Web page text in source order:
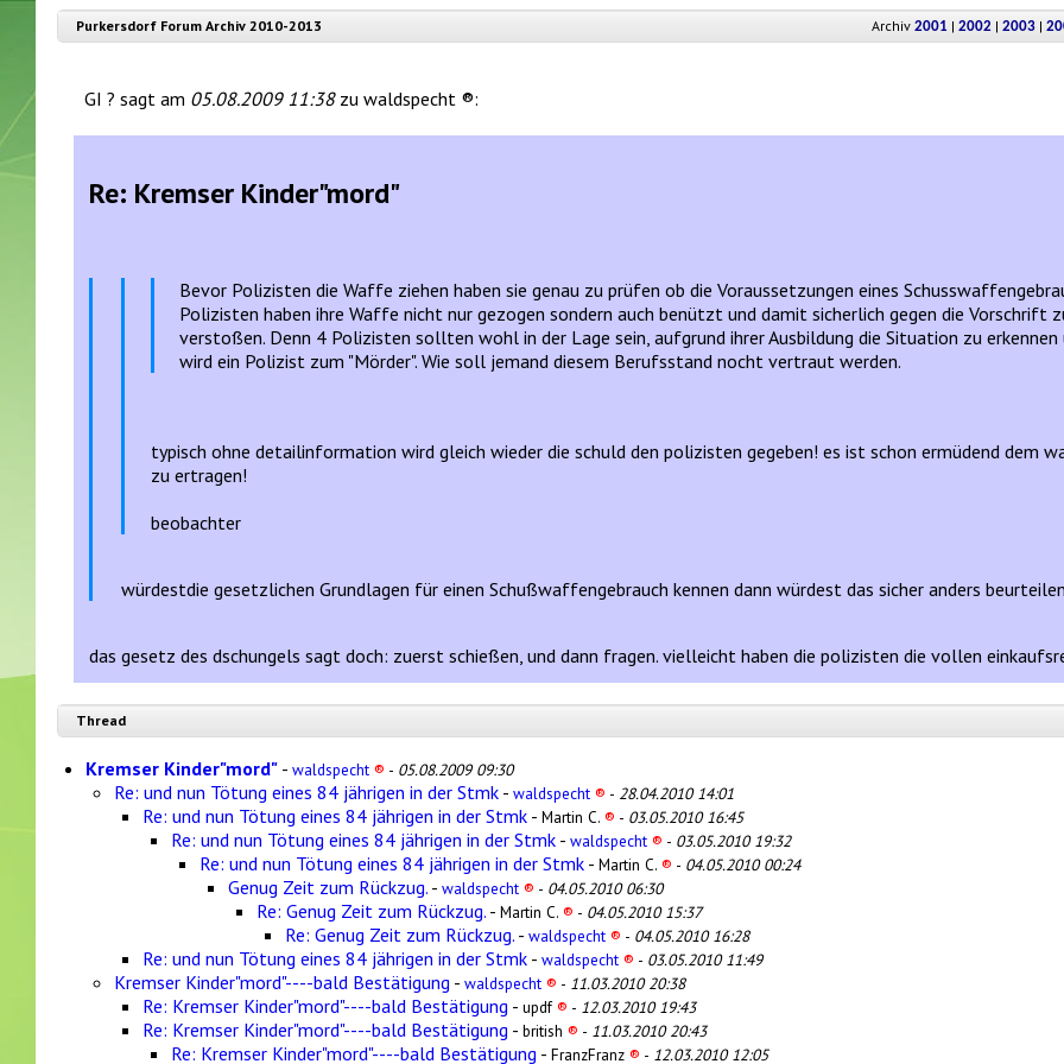
Purkersdorf Forum Archiv 2010-2013 Archiv 2001 | 2002 | 2003 |
GI ? sagt am 05.08.2009 11:38zu waldspecht ®:
Re: Kremser Kinder"mord"
Bevor Polizisten die Waffe ziehen haben sie genau zu prüfen ob die Voraussetzungen eines
Polizisten haben ihre Waffe nicht nur gezogen sondern auch benützt und damit sicherlich gegen die Vorschrift
verstoßen. Denn 4 Polizisten sollten wohl in der Lage sein, aufgrund ihrer Ausbildung die Situation zu
wird ein Polizist zum "Mörder". Wie soll jemand diesem Berufsstand nocht vertraut werden.
typisch ohne detailinformation wird gleich wieder die schuld den polizisten gegeben! es ist schon ermüdend dem
zu ertragen!
beobachter
würdestdie gesetzlichen Grundlagen für einen Schußwaffengebrauch kennen dann würdest das sicher anders
das gesetz des dschungels sagt doch: zuerst schießen, und dann fragen. vielleicht haben die polizisten die vollen
Thread
Kremser Kinder"mord" - waldspecht ® - 05.08.2009 09:30
Re: und nun Tötung eines 84 jährigen in der Stmk - waldspecht ® - 28.04.2010 14:01
Re: und nun Tötung eines 84 jährigen in der Stmk - Martin C. ® - 03.05.2010 16:45
Re: und nun Tötung eines 84 jährigen in der Stmk - waldspecht ® - 03.05.2010 19:32
Re: und nun Tötung eines 84 jährigen in der Stmk - Martin C. ® - 04.05.2010 00:24
Genug Zeit zum Rückzug. - waldspecht ® - 04.05.2010 06:30
Re: Genug Zeit zum Rückzug. - Martin C. ® - 04.05.2010 15:37
Re: Genug Zeit zum Rückzug. - waldspecht ® - 04.05.2010 16:28
Re: und nun Tötung eines 84 jährigen in der Stmk - waldspecht ® - 03.05.2010 11:49
Kremser Kinder"mord"----bald Bestätigung - waldspecht ® - 11.03.2010 20:38
Re: Kremser Kinder"mord"----bald Bestätigung - updf® - 12.03.2010 19:43
Re: Kremser Kinder"mord"----bald Bestätigung - british ® - 11.03.2010 20:43
Re: Kremser Kinder"mord"----bald Bestätigung - FranzFranz ® - 12.03.2010 12:05